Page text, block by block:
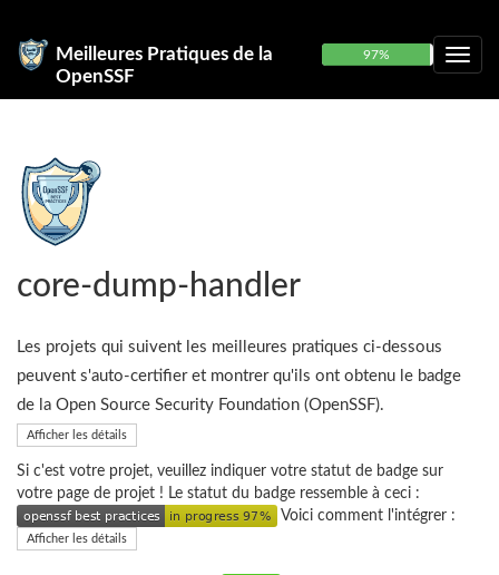
Meilleures Pratiques de la
OpenSSF
97%
core-dump-handler
Les projets qui suivent les meilleures pratiques ci-dessous
peuvent s'auto-certifier et montrer qu'ils ont obtenu le badge
de la Open Source Security Foundation (OpenSSF).
Afficher les détails
Si c'est votre projet, veuillez indiquer votre statut de badge sur
votre page de projet ! Le statut du badge ressemble à ceci :
Voici comment l'intégrer :
Afficher les détails